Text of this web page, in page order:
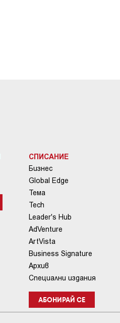
СПИСАНИЕ
Бизнес
Global Edge
Тема
Tech
Leader's Hub
AdVenture
ArtVista
Business Signature
Архив
Специални издания
АБОНИРАЙ СЕ